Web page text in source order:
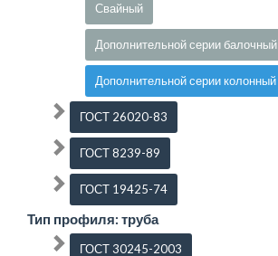
Свайный
Дополнительной серии балочный
Дополнительной серии колонный
ГОСТ 26020-83
ГОСТ 8239-89
ГОСТ 19425-74
Тип профиля: труба
ГОСТ 30245-2003